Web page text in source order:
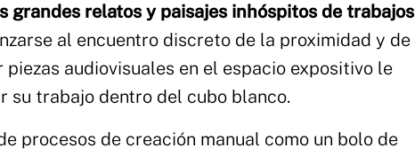
grandes relatos y paisajes inhóspitos de trabajos
al encuentro discreto de la proximidad y de
audiovisuales en el espacio expositivo le
su trabajo dentro del cubo blanco.
procesos de creación manual como un bolo de